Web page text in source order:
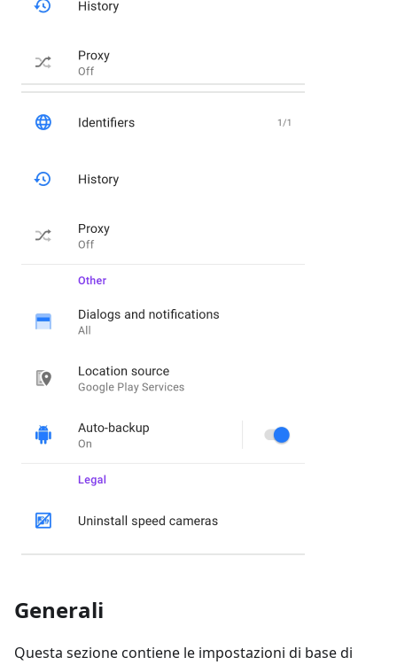
Generali
Questa sezione contiene le impostazioni di base di